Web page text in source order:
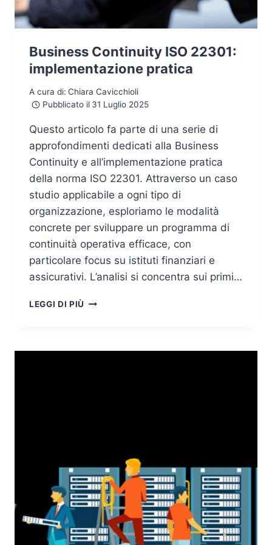
Business Continuity ISO 22301:
implementazione pratica
A cura di: Chiara Cavicchioli
Pubblicato il 31 Luglio 2025
Questo articolo fa parte di una serie di
approfondimenti dedicati alla Business
Continuity e all’implementazione pratica
della norma ISO 22301. Attraverso un caso
studio applicabile a ogni tipo di
organizzazione, esploriamo le modalità
concrete per sviluppare un programma di
continuità operativa efficace, con
particolare focus su istituti finanziari e
assicurativi. L’analisi si concentra sui primi…
LEGGI DI PIÙ BUSINESS
IMPLEMENTAZIONE